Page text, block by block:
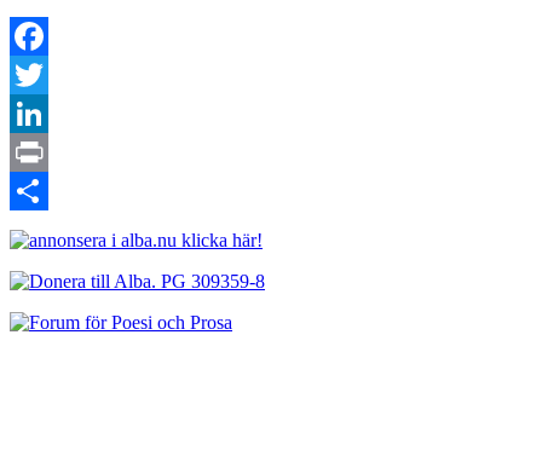
Facebook
Twitter
LinkedIn
Print
Dela